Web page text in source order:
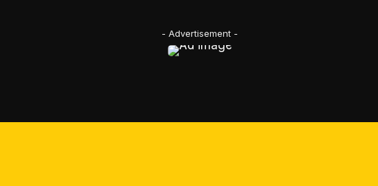
- Advertisement -